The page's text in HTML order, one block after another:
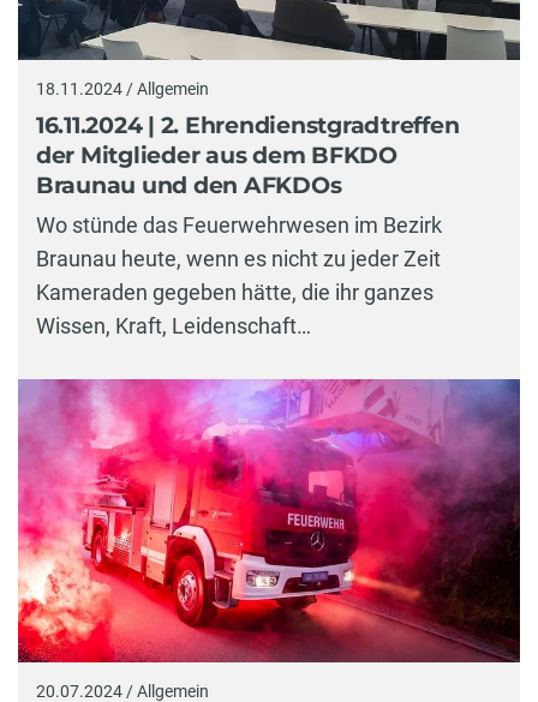
18.11.2024 / Allgemein
16.11.2024 | 2. Ehrendienstgradtreffen
der Mitglieder aus dem BFKDO
Braunau und den AFKDOs
Wo stünde das Feuerwehrwesen im Bezirk
Braunau heute, wenn es nicht zu jeder Zeit
Kameraden gegeben hätte, die ihr ganzes
Wissen, Kraft, Leidenschaft…
20.07.2024 / Allgemein